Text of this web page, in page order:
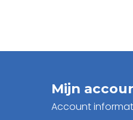
Mijn
Account